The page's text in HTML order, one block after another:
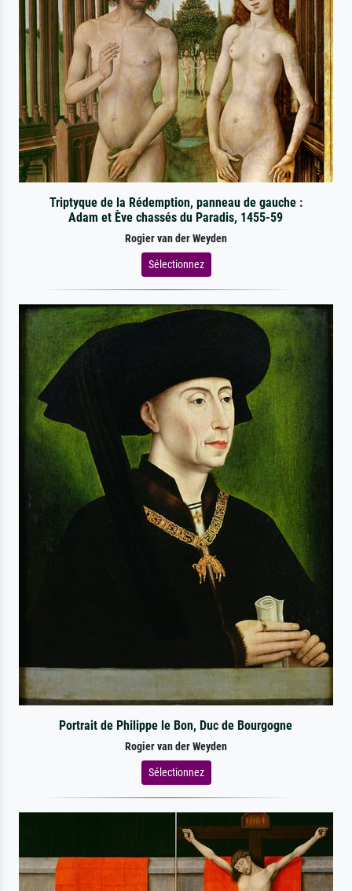
Triptyque de la Rédemption, panneau de gauche :
Adam et Ève chassés du Paradis, 1455-59
Rogier van der Weyden
Sélectionnez
Portrait de Philippe le Bon, Duc de Bourgogne
Rogier van der Weyden
Sélectionnez